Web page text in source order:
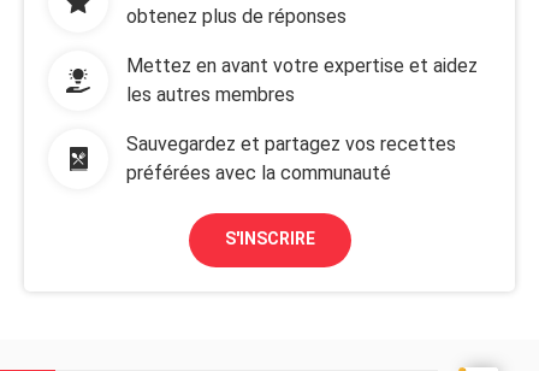
obtenez plus de réponses
Mettez en avant votre expertise et aidez
les autres membres
Sauvegardez et partagez vos recettes
préférées avec la communauté
S'INSCRIRE